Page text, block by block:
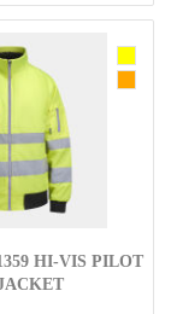
HI-VIS PILOT